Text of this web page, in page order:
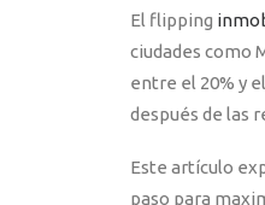
El flipping
ciudades como
entre el 20% y
después de las
Este artículo
paso para